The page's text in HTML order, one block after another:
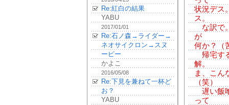
Re:紅白の結果
YABU
2017/01/01
Re:石ノ森→ライダー→
ネオサイクロン→スヌ
ーピー
かよこ
2016/05/08
Re:下見を兼ねて一杯ど
お？
YABU
状況デス
ス。
な訳で
が
何か？（
帰宅す
解。
ま、こん
（笑）
遅い飯
って